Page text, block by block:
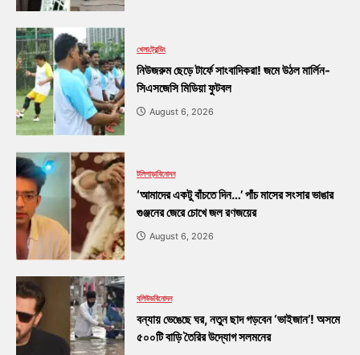
খেলাট্রেন্ডিং
নিউজরুম ছেড়ে টার্ফে সাংবাদিকরা! জমে উঠল মার্লিন-
সিএসজেসি মিডিয়া ফুটবল
August 6, 2026
টলিপাড়াবিনোদন
‘আমাদের একটু বাঁচতে দিন…’ পাঁচ মাসের সংসার ভাঙার
গুঞ্জনের জেরে চোখে জল রণজয়ের
August 6, 2026
বলিউডবিনোদন
বন্যায় ভেঙেছে ঘর, নতুন ছাদ গড়বেন ‘ভাইজান’! অসমে
৫০০টি বাড়ি তৈরির উদ্যোগ সলমনের